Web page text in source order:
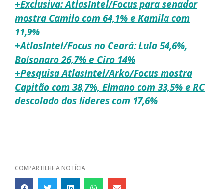
+Exclusiva: AtlasIntel/Focus para senador
mostra Camilo com 64,1% e Kamila com
11,9%
+AtlasIntel/Focus no Ceará: Lula 54,6%,
Bolsonaro 26,7% e Ciro 14%
+Pesquisa AtlasIntel/Arko/Focus mostra
Capitão com 38,7%, Elmano com 33,5% e RC
descolado dos líderes com 17,6%
COMPARTILHE A NOTÍCIA